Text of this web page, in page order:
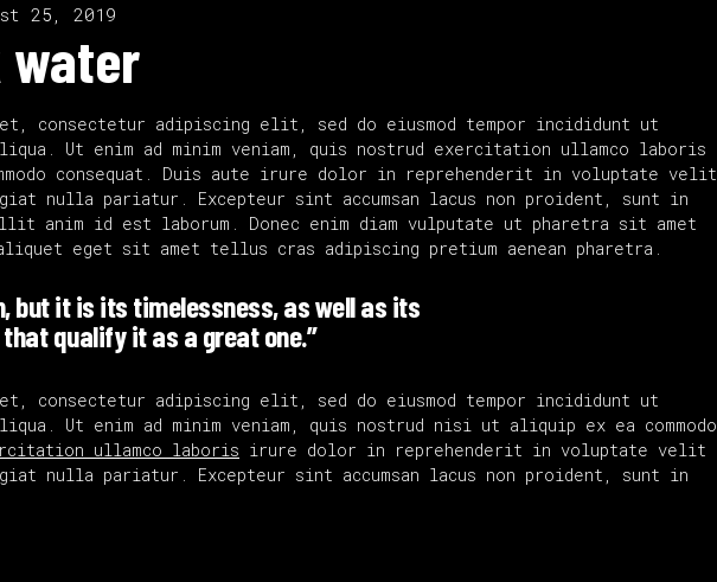
25, 2019
water
consectetur adipiscing elit, sed do eiusmod tempor incididunt ut
Ut enim ad minim veniam, quis nostrud exercitation ullamco laboris
consequat. Duis aute irure dolor in reprehenderit in voluptate velit
nulla pariatur. Excepteur sint accumsan lacus non proident, sunt in
anim id est laborum. Donec enim diam vulputate ut pharetra sit amet
eget sit amet tellus cras adipiscing pretium aenean pharetra.
but it is its timelessness, as well as its
qualify it as a great one.”
consectetur adipiscing elit, sed do eiusmod tempor incididunt ut
Ut enim ad minim veniam, quis nostrud nisi ut aliquip ex ea commodo
ullamco laboris irure dolor in reprehenderit in voluptate velit
nulla pariatur. Excepteur sint accumsan lacus non proident, sunt in